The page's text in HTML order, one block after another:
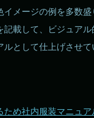
イメージの例を多数盛
記載して、ビジュアル
ルとして仕上げさせて
ため社内服装マニュア